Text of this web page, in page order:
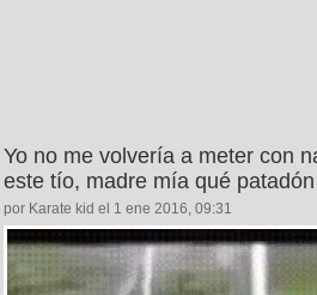
Yo no me volvería a meter con
este tío, madre mía qué patadón
por Karate kid el 1 ene 2016, 09:31